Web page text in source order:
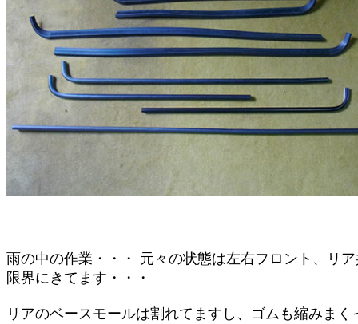
雨の中の作業・・・ 元々の状態は左右フロント、リ
限界にきてます・・・
リアのベースモールは割れてますし、ゴムも縮みまく